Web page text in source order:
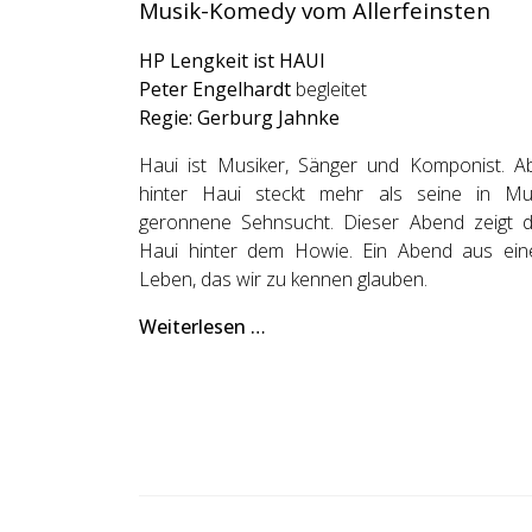
Musik-Komedy vom Allerfeinsten
HP Lengkeit ist HAUI
Peter Engelhardt begleitet
Regie: Gerburg Jahnke
Haui ist Musiker, Sänger und Komponist.
hinter Haui steckt mehr als seine in
geronnene Sehnsucht. Dieser Abend zeigt
Haui hinter dem Howie. Ein Abend aus
Leben, das wir zu kennen glauben.
Weiterlesen …